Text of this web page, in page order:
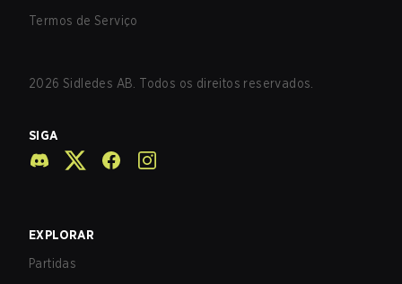
Termos de Serviço
2026 Sidledes AB. Todos os direitos reservados.
SIGA
EXPLORAR
Partidas